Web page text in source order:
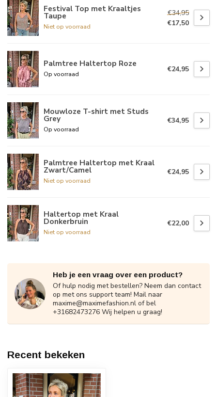
Festival Top met Kraaltjes
Taupe
Niet op voorraad
€34,95
€17,50
Palmtree Haltertop Roze
Op voorraad
€24,95
Mouwloze T-shirt met Studs
Grey
Op voorraad
€34,95
Palmtree Haltertop met Kraal
Zwart/Camel
Niet op voorraad
€24,95
Haltertop met Kraal
Donkerbruin
Niet op voorraad
€22,00
Heb je een vraag over een product?
Of hulp nodig met bestellen? Neem dan contact
op met ons support team! Mail naar
maxime@maximefashion.nl of bel
+31682473276 Wij helpen u graag!
Recent bekeken